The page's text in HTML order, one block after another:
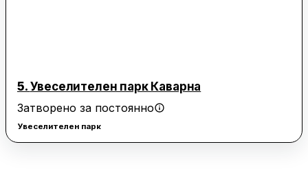
5. Увеселителен парк Каварна
Затворено за постоянно
Увеселителен парк